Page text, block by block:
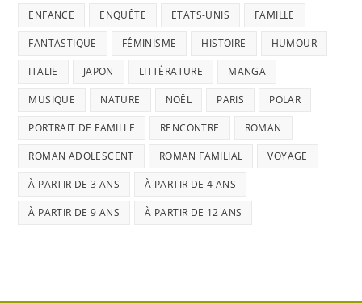
ENFANCE ENQUÊTE ETATS-UNIS FAMILLE
FANTASTIQUE FÉMINISME HISTOIRE HUMOUR
ITALIE JAPON LITTÉRATURE MANGA
MUSIQUE NATURE NOËL PARIS POLAR
PORTRAIT DE FAMILLE RENCONTRE ROMAN
ROMAN ADOLESCENT ROMAN FAMILIAL VOYAGE
À PARTIR DE 3 ANS À PARTIR DE 4 ANS
À PARTIR DE 9 ANS À PARTIR DE 12 ANS